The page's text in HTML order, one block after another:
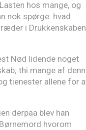
hos mange, og
nok spørge: hvad
i
Nød lidende noget
thi mange af
tienester allene for
derpaa blev han
hvorom